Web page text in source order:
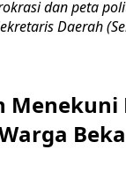
dan peta
Daerah
Menekuni